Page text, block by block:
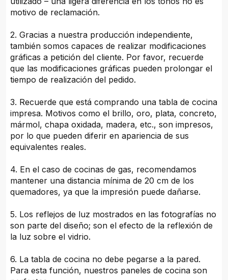
motivo de reclamación.
2. Gracias a nuestra producción independiente,
también somos capaces de realizar modificaciones
gráficas a petición del cliente. Por favor, recuerde
que las modificaciones gráficas pueden prolongar el
tiempo de realización del pedido.
3. Recuerde que está comprando una tabla de cocina
impresa. Motivos como el brillo, oro, plata, concreto,
mármol, chapa oxidada, madera, etc., son impresos,
por lo que pueden diferir en apariencia de sus
equivalentes reales.
4. En el caso de cocinas de gas, recomendamos
mantener una distancia mínima de 20 cm de los
quemadores, ya que la impresión puede dañarse.
5. Los reflejos de luz mostrados en las fotografías no
son parte del diseño; son el efecto de la reflexión de
la luz sobre el vidrio.
6. La tabla de cocina no debe pegarse a la pared.
Para esta función, nuestros paneles de cocina son